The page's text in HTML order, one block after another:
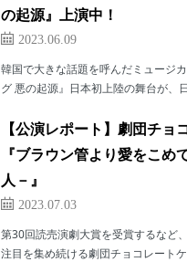
の起源』上演中！
2023.06.09
韓国で大きな話題を呼んだミュージ
グ 悪の起源』日本初上陸の舞台が、
【公演レポート】劇団チョ
『ブラウン管より愛をこめ
人－』
2023.07.03
第30回読売演劇大賞を受賞するなど
注目を集め続ける劇団チョコレート